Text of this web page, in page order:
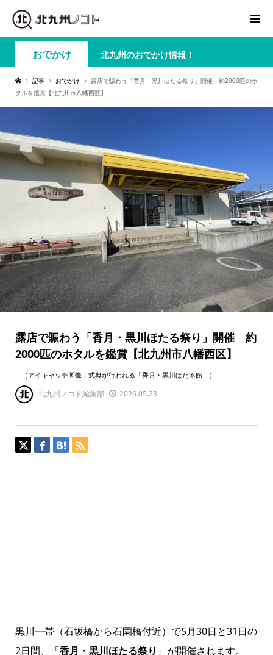
おでかけ 北九州のおでかけ情報！
記事 おでかけ
露店で賑わう「香月・黒川ほたる祭り」開催 約2000匹のホ
タルを鑑賞【北九州市八幡西区】
露店で賑わう「香月・黒川ほたる祭り」開催 約
2000匹のホタルを鑑賞【北九州市八幡西区】
（アイキャッチ画像：式典が行われる「香月・黒川ほたる館」）
北九州ノコト編集部 2026.05.28
黒川一帯（石坂橋から石園橋付近）で5月30日と31日の
2日間、「香月・黒川ほたる祭り 」が開催されます。